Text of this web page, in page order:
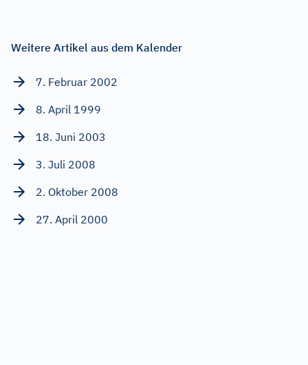
Weitere Artikel aus dem Kalender
7. Februar 2002
8. April 1999
18. Juni 2003
3. Juli 2008
2. Oktober 2008
27. April 2000